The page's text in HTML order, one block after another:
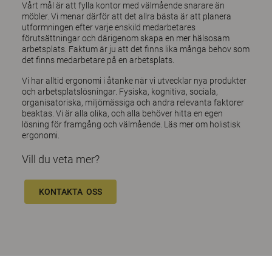
Vårt mål är att fylla kontor med välmående snarare än
möbler. Vi menar därför att det allra bästa är att planera
utformningen efter varje enskild medarbetares
förutsättningar och därigenom skapa en mer hälsosam
arbetsplats. Faktum är ju att det finns lika många behov som
det finns medarbetare på en arbetsplats.
Vi har alltid ergonomi i åtanke när vi utvecklar nya produkter
och arbetsplatslösningar. Fysiska, kognitiva, sociala,
organisatoriska, miljömässiga och andra relevanta faktorer
beaktas. Vi är alla olika, och alla behöver hitta en egen
lösning för framgång och välmående. Läs mer om holistisk
ergonomi.
Vill du veta mer?
KONTAKTA OSS